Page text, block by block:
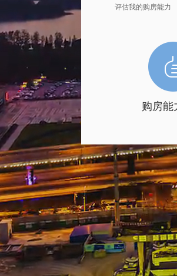
评估我的购房能力
购房能